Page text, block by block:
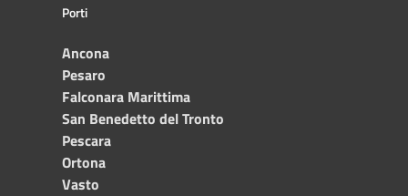
Porti
Ancona
Pesaro
Falconara Marittima
San Benedetto del Tronto
Pescara
Ortona
Vasto